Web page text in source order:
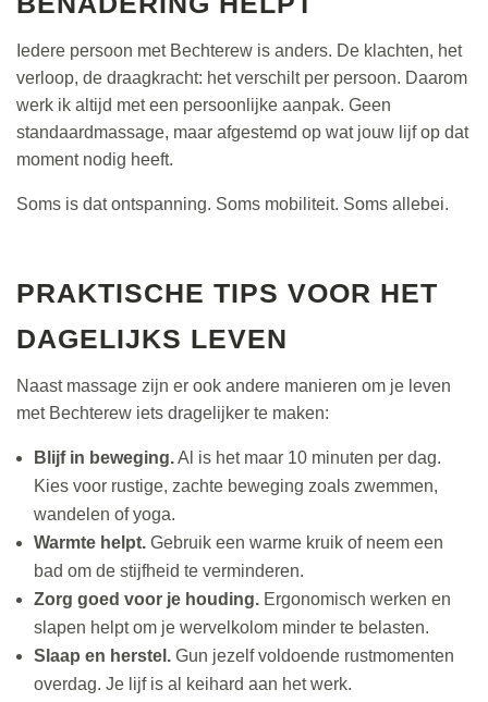
Iedere persoon met Bechterew is anders. De klachten, het
verloop, de draagkracht: het verschilt per persoon. Daarom
werk ik altijd met een persoonlijke aanpak. Geen
standaardmassage, maar afgestemd op wat jouw lijf op dat
moment nodig heeft.
Soms is dat ontspanning. Soms mobiliteit. Soms allebei.
PRAKTISCHE TIPS VOOR HET
DAGELIJKS LEVEN
Naast massage zijn er ook andere manieren om je leven
met Bechterew iets dragelijker te maken:
Blijf in beweging.Al is het maar 10 minuten per dag.
Kies voor rustige, zachte beweging zoals zwemmen,
wandelen of yoga.
Warmte helpt. Gebruik een warme kruik of neem een
bad om de stijfheid te verminderen.
Zorg goed voor je houding. Ergonomisch werken en
slapen helpt om je wervelkolom minder te belasten.
Slaap en herstel. Gun jezelf voldoende rustmomenten
overdag. Je lijf is al keihard aan het werk.